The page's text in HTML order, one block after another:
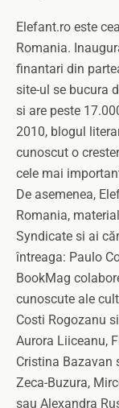
Elefant.ro este
Romania.
finantari din
site-ul se bucura
si are peste
2010, blogul
cunoscut o
cele mai
De asemenea,
Romania,
Syndicate si ai
întreaga: Paulo
BookMag
cunoscute ale
Costi Rogozanu
Aurora Liiceanu,
Cristina Bazavan
Zeca-Buzura,
sau Alexandra